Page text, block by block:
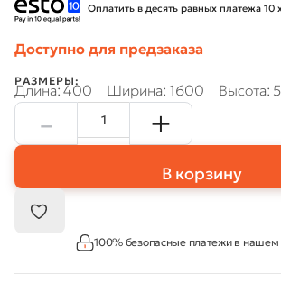
Оплатить в десять равных платежа 10
Доступно для предзаказа
РАЗМЕРЫ:
Длина: 400 Ширина: 1600 Высота:
В корзину
100% безопасные платежи в нашем